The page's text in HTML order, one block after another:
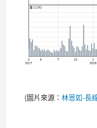
(圖片來源： 林恩如-長